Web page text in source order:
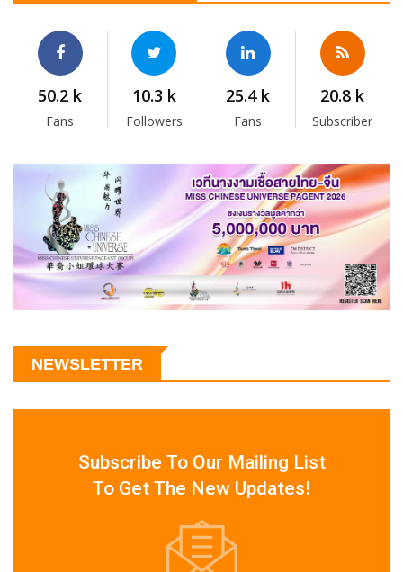
50.2 k
Fans
10.3 k
Followers
25.4 k
Fans
20.8 k
Subscriber
NEWSLETTER
Subscribe To Our Mailing List
To Get The New Updates!